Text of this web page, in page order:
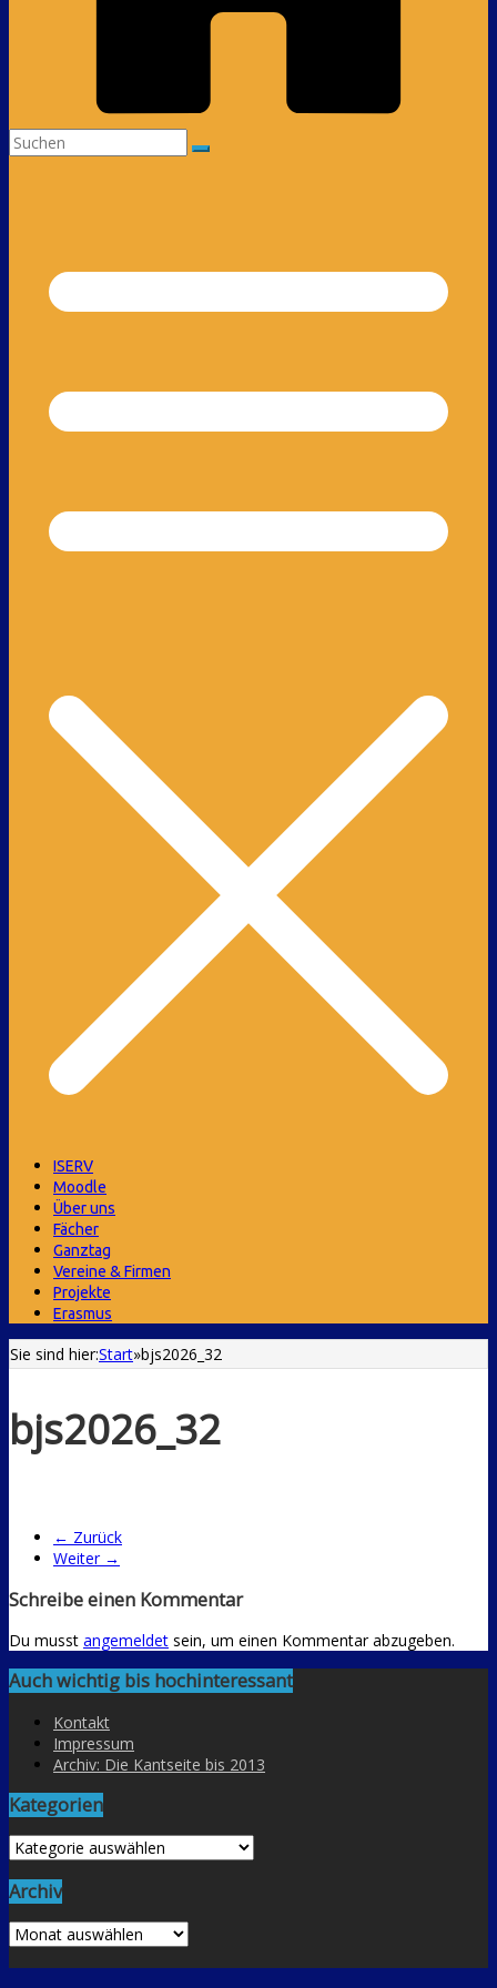
ISERV
Moodle
Über uns
Fächer
Ganztag
Vereine & Firmen
Projekte
Erasmus
Sie sind hier:Start»bjs2026_32
bjs2026_32
← Zurück
Weiter →
Schreibe einen Kommentar
Du musst angemeldet sein, um einen Kommentar abzugeben.
Auch wichtig bis hochinteressant
Kontakt
Impressum
Archiv: Die Kantseite bis 2013
Kategorien
Kategorien
Archiv
Archiv